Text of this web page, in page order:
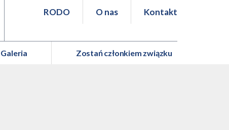
RODO O nas Kontakt
Galeria Zostań członkiem związku